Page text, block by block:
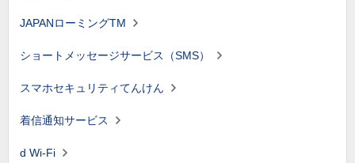
JAPANローミングTM
ショートメッセージサービス（SMS）
スマホセキュリティてんけん
着信通知サービス
d Wi-Fi